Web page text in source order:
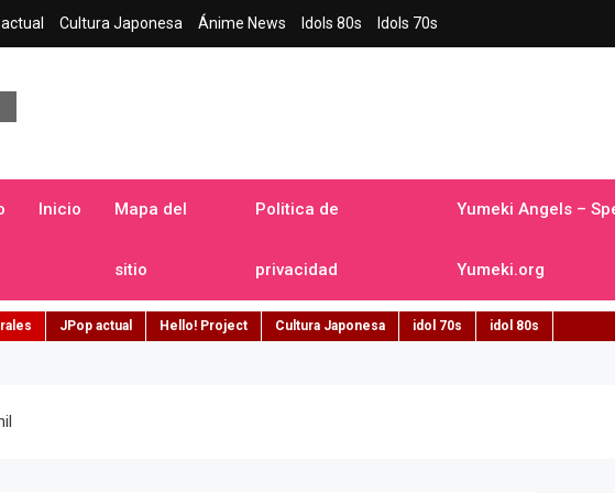
Cultura Japonesa Ánime News Idols 80s Idols 70s
Inicio Mapa del
sitio
Politica de
privacidad
Yumeki Angels –
Yumeki.org
JPop actual Hello! Project Cultura Japonesa idol 70s idol 80s